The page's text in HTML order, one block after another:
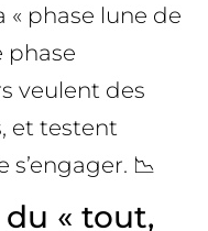
« phase lune de
phase
veulent des
et testent
📉
du « tout,